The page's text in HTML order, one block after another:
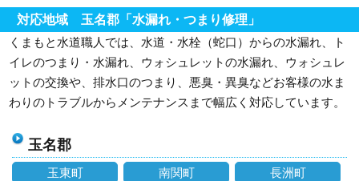
対応地域 玉名郡「水漏れ・つまり修理」
くまもと水道職人では、水道・水栓（蛇口）からの水漏れ、ト
イレのつまり・水漏れ、ウォシュレットの水漏れ、ウォシュレ
ットの交換や、排水口のつまり、悪臭・異臭などお客様の水ま
わりのトラブルからメンテナンスまで幅広く対応しています。
玉名郡
玉東町 南関町
長洲町